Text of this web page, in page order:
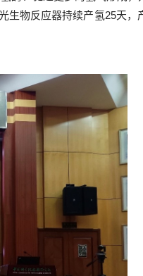
生物反应器持续产氢25天，